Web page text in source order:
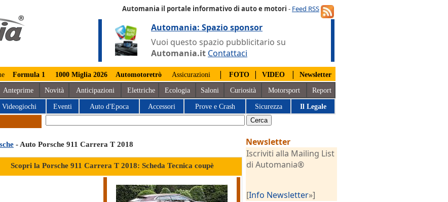
Automania il portale informativo di auto e motori - Feed RSS
Automania: Spazio sponsor
Vuoi questo spazio pubblicitario su
Automania.it Contattaci
Formula 1 1000 Miglia 2026 Automotoretrò Assicurazioni | FOTO | VIDEO | Newsletter
Anteprime Novità Anticipazioni Elettriche Ecologia Saloni Curiosità Motorsport Report
Videogiochi Eventi Auto d'Epoca Accessori Prove e Crash Sicurezza Il Legale
- Auto Porsche 911 Carrera T 2018
Scopri la Porsche 911 Carrera T 2018: Scheda Tecnica coupè
Newsletter
Iscriviti alla Mailing List
di Automania®
[Info Newsletter»]